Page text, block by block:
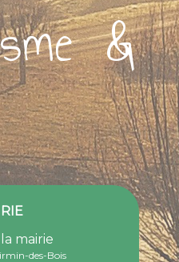
&
mairie
des-Bois